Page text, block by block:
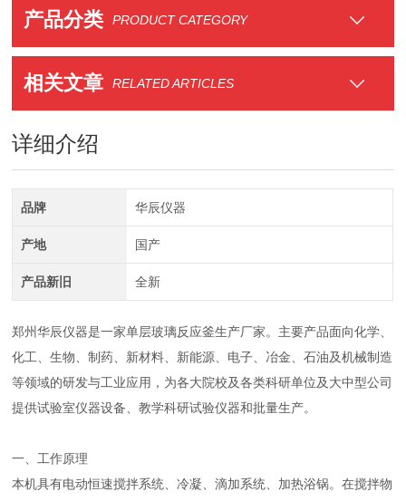
产品分类 PRODUCT CATEGORY
相关文章 RELATED ARTICLES
详细介绍
品牌 华辰仪器
产地 国产
产品新旧 全新
郑州华辰仪器是一家单层玻璃反应釜生产厂家。主要产品面向化学、
化工、生物、制药、新材料、新能源、电子、冶金、石油及机械制造
等领域的研发与工业应用，为各大院校及各类科研单位及大中型公司
提供试验室仪器设备、教学科研试验仪器和批量生产。
一、工作原理
本机具有电动恒速搅拌系统、冷凝、滴加系统、加热浴锅。在搅拌物